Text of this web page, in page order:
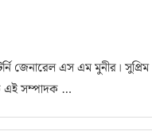
জেনারেল এস এম মুনীর। সুপ্রিম
এই সম্পাদক …